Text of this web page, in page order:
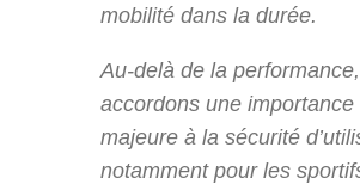
mobilité dans la durée.
Au-delà de la
accordons une importance
majeure à la sécurité
notamment pour les